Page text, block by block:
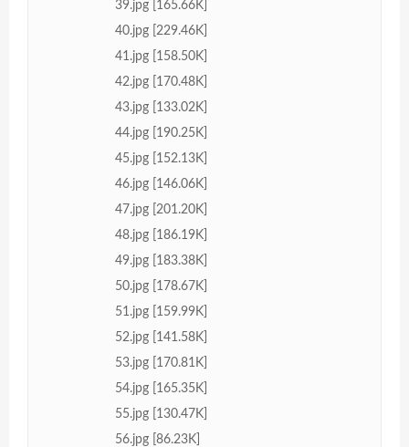
39.jpg [165.66K]
40.jpg [229.46K]
41.jpg [158.50K]
42.jpg [170.48K]
43.jpg [133.02K]
44.jpg [190.25K]
45.jpg [152.13K]
46.jpg [146.06K]
47.jpg [201.20K]
48.jpg [186.19K]
49.jpg [183.38K]
50.jpg [178.67K]
51.jpg [159.99K]
52.jpg [141.58K]
53.jpg [170.81K]
54.jpg [165.35K]
55.jpg [130.47K]
56.jpg [86.23K]